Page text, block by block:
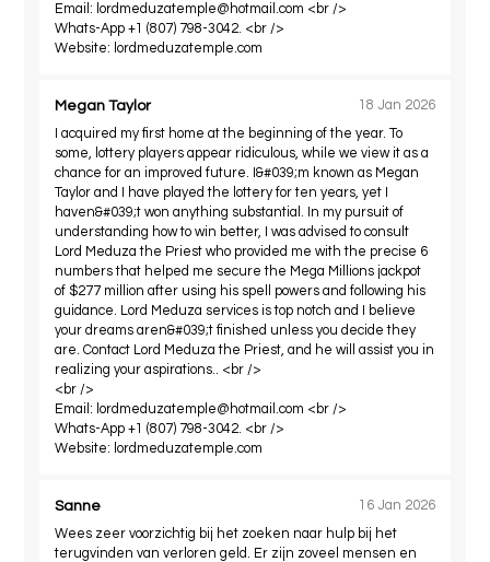
Email: lordmeduzatemple@hotmail.com <br />
Whats-App +1 (807) 798-3042. <br />
Website: lordmeduzatemple.com
Megan Taylor
18 Jan 2026
I acquired my first home at the beginning of the year. To
some, lottery players appear ridiculous, while we view it as a
chance for an improved future. I&#039;m known as Megan
Taylor and I have played the lottery for ten years, yet I
haven&#039;t won anything substantial. In my pursuit of
understanding how to win better, I was advised to consult
Lord Meduza the Priest who provided me with the precise 6
numbers that helped me secure the Mega Millions jackpot
of $277 million after using his spell powers and following his
guidance. Lord Meduza services is top notch and I believe
your dreams aren&#039;t finished unless you decide they
are. Contact Lord Meduza the Priest, and he will assist you in
realizing your aspirations.. <br />
<br />
Email: lordmeduzatemple@hotmail.com <br />
Whats-App +1 (807) 798-3042. <br />
Website: lordmeduzatemple.com
Sanne
16 Jan 2026
Wees zeer voorzichtig bij het zoeken naar hulp bij het
terugvinden van verloren geld. Er zijn zoveel mensen en